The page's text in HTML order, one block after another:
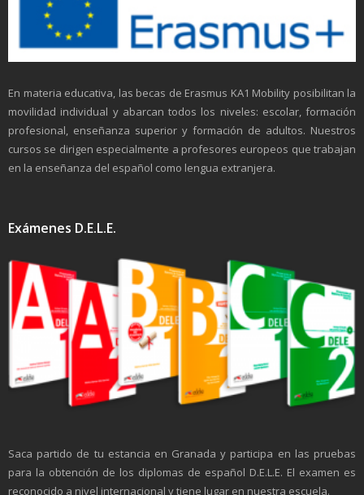
En materia educativa, las becas de Erasmus KA1 Mobility posibilitan la
movilidad individual y abarcan todos los niveles: escolar, formación
profesional, enseñanza superior y formación de adultos. Nuestros
cursos se dirigen especialmente a profesores europeos que trabajan
en la enseñanza del español como lengua extranjera.
Exámenes D.E.L.E.
Saca partido de tu estancia en Granada y participa en las pruebas
para la obtención de los diplomas de español D.E.L.E. El examen es
reconocido a nivel internacional y tiene lugar en nuestra escuela.